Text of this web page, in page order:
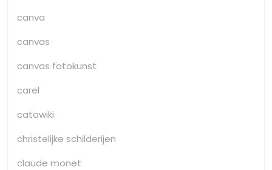
canva
canvas
canvas fotokunst
carel
catawiki
christelijke schilderijen
claude monet